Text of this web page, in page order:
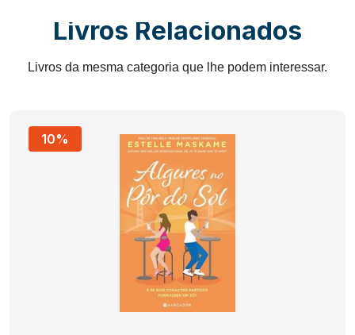
Livros Relacionados
Livros da mesma categoria que lhe podem interessar.
10%